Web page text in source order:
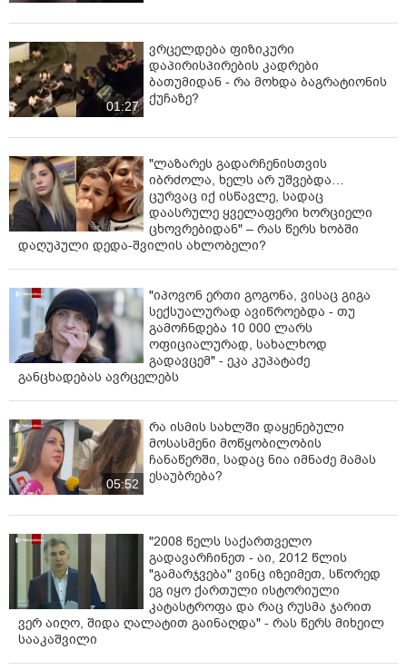
01:27
ვრცელდება ფიზიკური
დაპირისპირების კადრები
ბათუმიდან - რა მოხდა ბაგრატიონის
ქუჩაზე?
"ლაზარეს გადარჩენისთვის
იბრძოლა, ხელს არ უშვებდა…
ცურვაც იქ ისწავლე, სადაც
დაასრულე ყველაფერი ხორციელი
ცხოვრებიდან" – რას წერს ხობში
დაღუპული დედა-შვილის ახლობელი?
"იპოვონ ერთი გოგონა, ვისაც გიგა
სექსუალურად ავიწროებდა - თუ
გამოჩნდება 10 000 ლარს
ოფიციალურად, სახალხოდ
გადავცემ" - ეკა კუპატაძე
განცხადებას ავრცელებს
05:52
რა ისმის სახლში დაყენებული
მოსასმენი მოწყობილობის
ჩანაწერში, სადაც ნია იმნაძე მამას
ესაუბრება?
"2008 წელს საქართველო
გადავარჩინეთ - აი, 2012 წლის
"გამარჯვება" ვინც იზეიმეთ, სწორედ
ეგ იყო ქართული ისტორიული
კატასტროფა და რაც რუსმა ჯარით
ვერ აიღო, შიდა ღალატით გაინაღდა" - რას წერს მიხეილ
სააკაშვილი